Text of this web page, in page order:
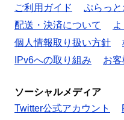
ご利用ガイド
ぷらっ
配送・決済について
個人情報取り扱い方針
IPv6への取り組み
お
ソーシャルメディア
Twitter公式アカウント